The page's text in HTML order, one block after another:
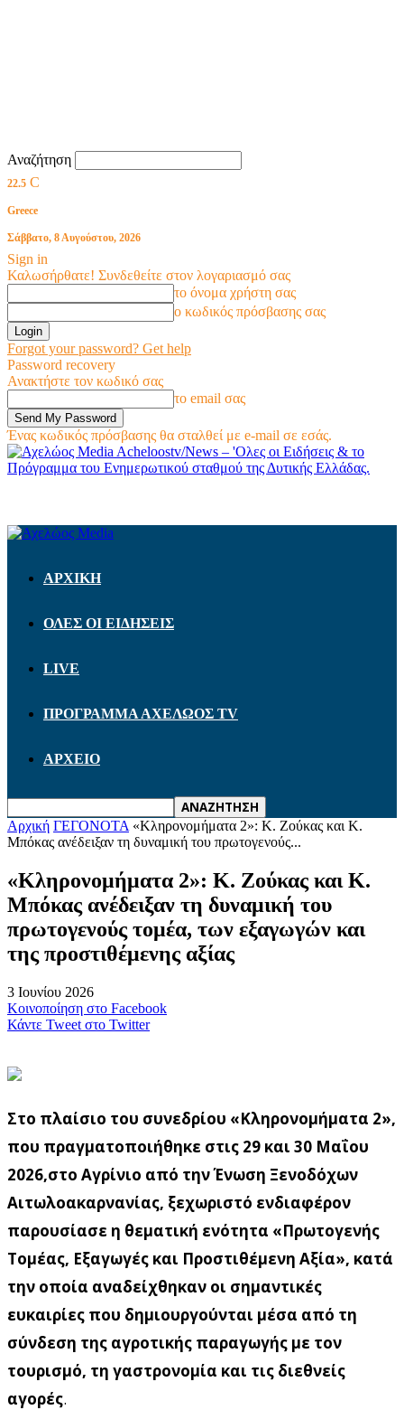
Αναζήτηση
22.5 C
Greece
Σάββατο, 8 Αυγούστου, 2026
Sign in
Καλωσήρθατε! Συνδεθείτε στον λογαριασμό σας
το όνομα χρήστη σας
ο κωδικός πρόσβασης σας
Forgot your password? Get help
Password recovery
Ανακτήστε τον κωδικό σας
το email σας
Ένας κωδικός πρόσβασης θα σταλθεί με e-mail σε εσάς.
Acheloostv/News – 'Ολες οι Ειδήσεις & το
Πρόγραμμα του Ενημερωτικού σταθμού της Δυτικής Ελλάδας.
ΑΡΧΙΚΗ
ΟΛΕΣ ΟΙ ΕΙΔΗΣΕΙΣ
LIVE
ΠΡΟΓΡΑΜΜΑ ΑΧΕΛΩΟΣ TV
ΑΡΧΕΙΟ
Αρχική ΓΕΓΟΝΟΤΑ «Kληρονομήματα 2»: Κ. Ζούκας και Κ.
Μπόκας ανέδειξαν τη δυναμική του πρωτογενούς...
«Kληρονομήματα 2»: Κ. Ζούκας και Κ.
Μπόκας ανέδειξαν τη δυναμική του
πρωτογενούς τομέα, των εξαγωγών και
της προστιθέμενης αξίας
3 Ιουνίου 2026
Κοινοποίηση στο Facebook
Κάντε Tweet στο Twitter
Στο πλαίσιο του συνεδρίου «Kληρονομήματα 2»,
που πραγματοποιήθηκε στις 29 και 30 Μαΐου
2026,στο Αγρίνιο από την Ένωση Ξενοδόχων
Αιτωλοακαρνανίας, ξεχωριστό ενδιαφέρον
παρουσίασε η θεματική ενότητα «Πρωτογενής
Τομέας, Εξαγωγές και Προστιθέμενη Αξία», κατά
την οποία αναδείχθηκαν οι σημαντικές
ευκαιρίες που δημιουργούνται μέσα από τη
σύνδεση της αγροτικής παραγωγής με τον
τουρισμό, τη γαστρονομία και τις διεθνείς
αγορές.